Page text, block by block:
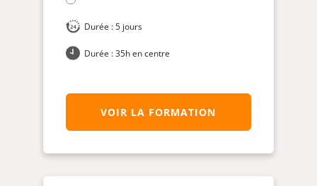
Durée : 5 jours
Durée : 35h en centre
VOIR LA FORMATION